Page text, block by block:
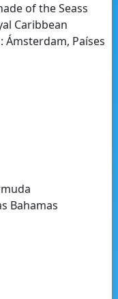
of the Seass
Caribbean
: Ámsterdam, Países
Bahamas